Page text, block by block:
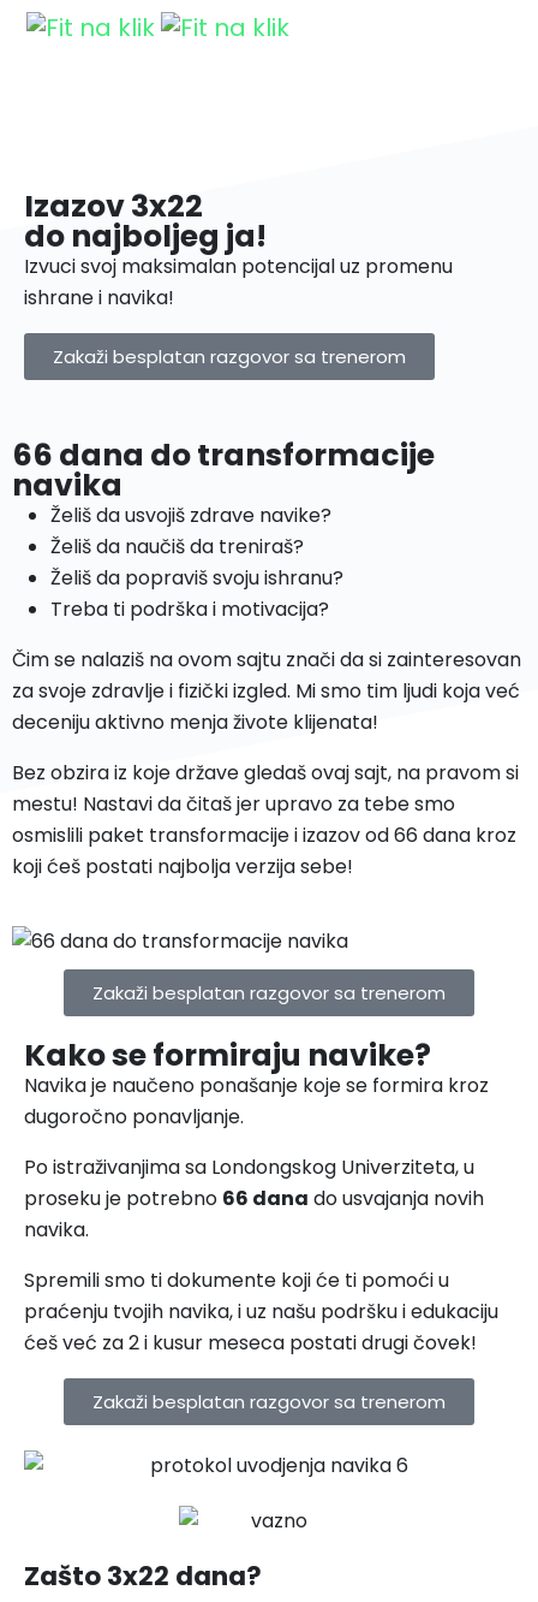
Izazov 3x22
do najboljeg ja!
Izvuci svoj maksimalan potencijal uz promenu
ishrane i navika!
Zakaži besplatan razgovor sa trenerom
66 dana do transformacije
navika
Želiš da usvojiš zdrave navike?
Želiš da naučiš da treniraš?
Želiš da popraviš svoju ishranu?
Treba ti podrška i motivacija?
Čim se nalaziš na ovom sajtu znači da si zainteresovan
za svoje zdravlje i fizički izgled. Mi smo tim ljudi koja već
deceniju aktivno menja živote klijenata!
Bez obzira iz koje države gledaš ovaj sajt, na pravom si
mestu! Nastavi da čitaš jer upravo za tebe smo
osmislili paket transformacije i izazov od 66 dana kroz
koji ćeš postati najbolja verzija sebe!
Zakaži besplatan razgovor sa trenerom
Kako se formiraju navike?
Navika je naučeno ponašanje koje se formira kroz
dugoročno ponavljanje.
Po istraživanjima sa Londongskog Univerziteta, u
proseku je potrebno 66 dana do usvajanja novih
navika.
Spremili smo ti dokumente koji će ti pomoći u
praćenju tvojih navika, i uz našu podršku i edukaciju
ćeš već za 2 i kusur meseca postati drugi čovek!
Zakaži besplatan razgovor sa trenerom
Zašto 3x22 dana?